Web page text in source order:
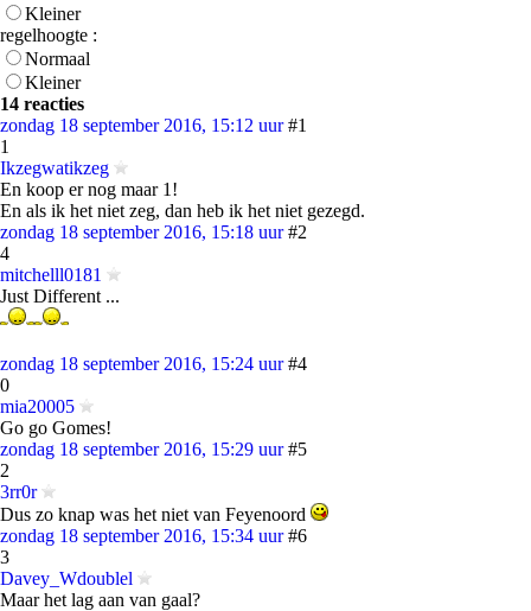
Kleiner
regelhoogte :
Normaal
Kleiner
14 reacties
zondag 18 september 2016, 15:12 uur #1
1
Ikzegwatikzeg
En koop er nog maar 1!
En als ik het niet zeg, dan heb ik het niet gezegd.
zondag 18 september 2016, 15:18 uur #2
4
mitchelll0181
Just Different ...
zondag 18 september 2016, 15:24 uur #4
0
mia20005
Go go Gomes!
zondag 18 september 2016, 15:29 uur #5
2
3rr0r
Dus zo knap was het niet van Feyenoord
zondag 18 september 2016, 15:34 uur #6
3
Davey_Wdoublel
Maar het lag aan van gaal?